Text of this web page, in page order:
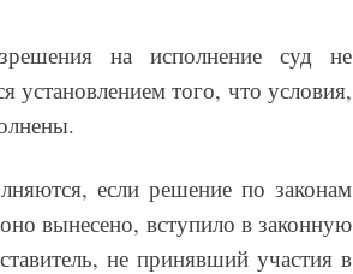
на исполнение суд не
установлением того, что условия,
если решение по законам
вынесено, вступило в законную
не принявший участия в